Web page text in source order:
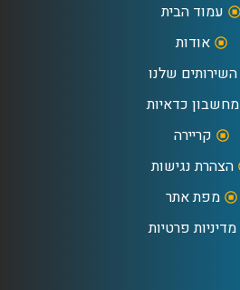
עמוד הבית
אודות
השירותים שלנו
מחשבון כדאיות
קריירה
הצהרת נגישות
מפת אתר
מדיניות פרטיות